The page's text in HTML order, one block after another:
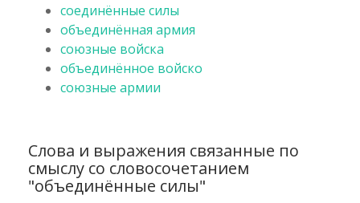
соединённые силы
объединённая армия
союзные войска
объединённое войско
союзные армии
Слова и выражения связанные по
смыслу со словосочетанием
"объединённые силы"